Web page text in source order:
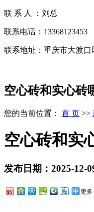
联 系 人 ：刘总
联系电话：13368123453
联系地址：重庆市大渡
空心砖和实心砖
您的当前位置： 首 页 >>
空心砖和实
发布日期： 2025-12-
更多